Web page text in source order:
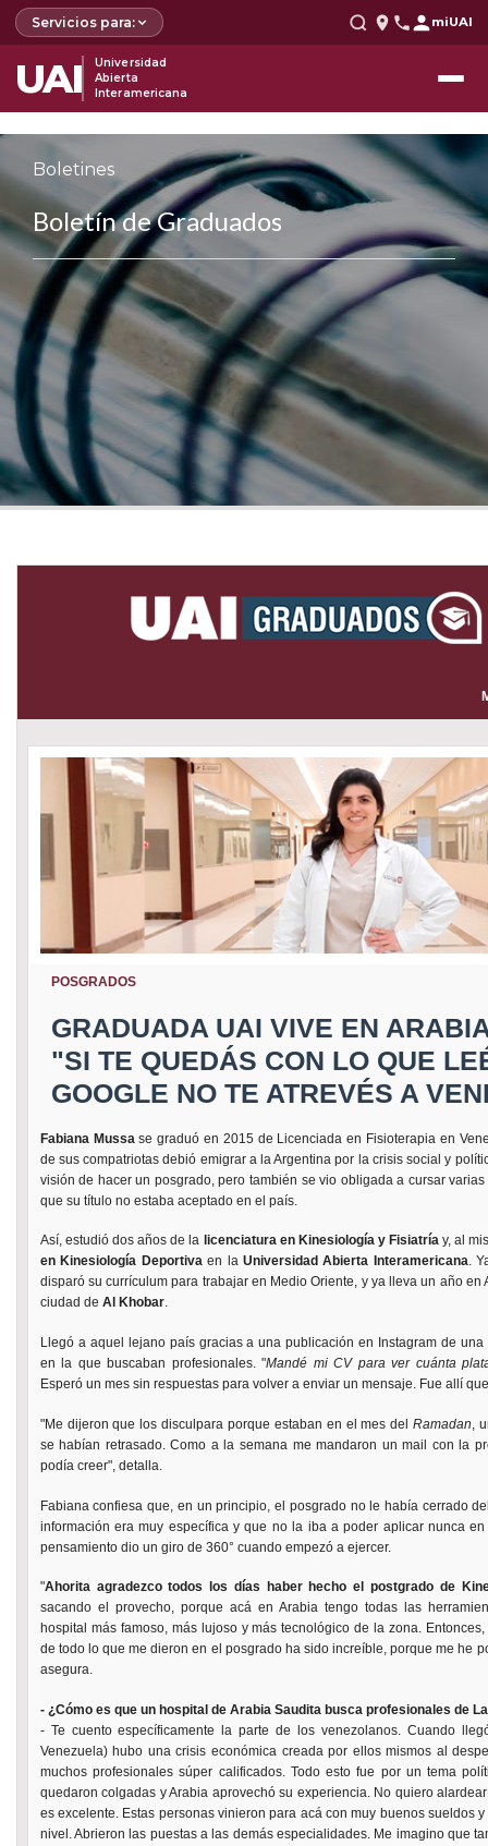
Servicios para: miUAI
UAI
Universidad
Abierta
Interamericana
Boletines
Boletín de Graduados
POSGRADOS
GRADUADA UAI VIVE EN
"SI TE QUEDÁS CON LO QUE
GOOGLE NO TE ATREVÉS A
Fabiana Mussa se graduó en 2015 de Licenciada en Fisioterapia en
de sus compatriotas debió emigrar a la Argentina por la crisis social y
visión de hacer un posgrado, pero también se vio obligada a cursar
que su título no estaba aceptado en el país.
Así, estudió dos años de la licenciatura en Kinesiología y Fisiatría y, al
en Kinesiología Deportivaen la Universidad Abierta Interamericana.
disparó su currículum para trabajar en Medio Oriente, y ya lleva un año en
ciudad de Al Khobar.
Llegó a aquel lejano país gracias a una publicación en Instagram de
en la que buscaban profesionales. "Mandé mi CV para ver cuánta
Esperó un mes sin respuestas para volver a enviar un mensaje. Fue allí
"Me dijeron que los disculpara porque estaban en el mes delRamadan,
se habían retrasado. Como a la semana me mandaron un mail con la
podía creer", detalla.
Fabiana confiesa que, en un principio, el posgrado no le había cerrado
información era muy específica y que no la iba a poder aplicar nunca
pensamiento dio un giro de 360° cuando empezó a ejercer.
"Ahorita agradezco todos los días haber hecho el postgrado de
sacando el provecho, porque acá en Arabia tengo todas las
hospital más famoso, más lujoso y más tecnológico de la zona.
de todo lo que me dieron en el posgrado ha sido increíble, porque me he
asegura.
- ¿Cómo es que un hospital de Arabia Saudita busca profesionales de
- Te cuento específicamente la parte de los venezolanos. Cuando
Venezuela) hubo una crisis económica creada por ellos mismos al
muchos profesionales súper calificados. Todo esto fue por un tema
quedaron colgadas y Arabia aprovechó su experiencia. No quiero
es excelente. Estas personas vinieron para acá con muy buenos sueldos
nivel. Abrieron las puestas a las demás especialidades. Me imagino que